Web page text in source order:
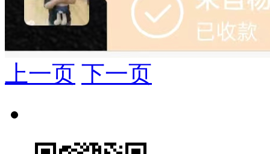
上一页 下一页